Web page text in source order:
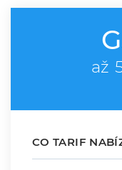
až
CO TARIF